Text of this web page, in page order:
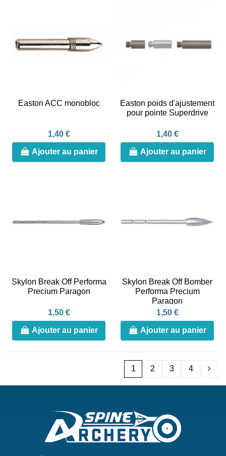
Easton ACC monobloc
1,40 €
Ajouter au panier
Easton poids d'ajustement
pour pointe Superdrive
1,40 €
Ajouter au panier
Skylon Break Off Performa
Precium Paragon
1,50 €
Ajouter au panier
Skylon Break Off Bomber
Performa Precium
Paragon
1,50 €
Ajouter au panier
1 2 3 4